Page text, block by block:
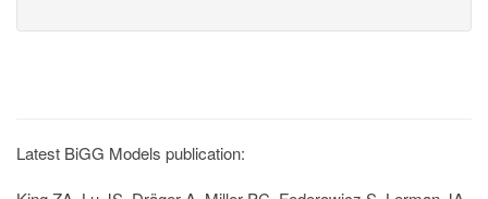
Latest BiGG Models publication: